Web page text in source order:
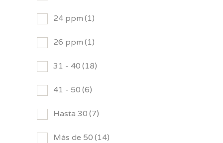
24 ppm (1)
26 ppm (1)
31 - 40 (18)
41 - 50 (6)
Hasta 30 (7)
Más de 50 (14)